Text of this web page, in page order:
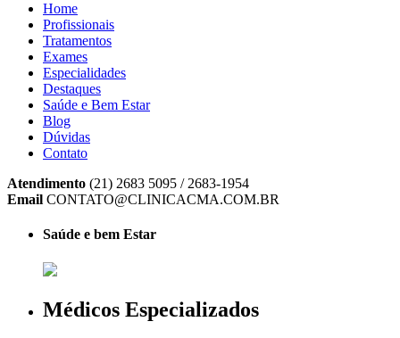
Home
Profissionais
Tratamentos
Exames
Especialidades
Destaques
Saúde e Bem Estar
Blog
Dúvidas
Contato
Atendimento (21) 2683 5095 / 2683-1954
Email CONTATO@CLINICACMA.COM.BR
Saúde e bem Estar
Médicos Especializados